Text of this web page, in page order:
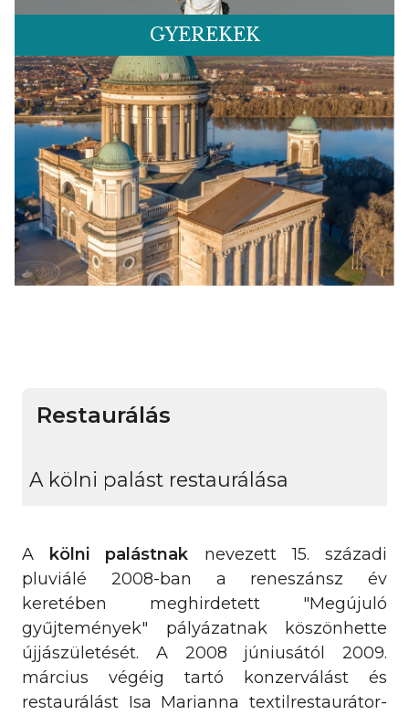
GYEREKEK
Restaurálás
A kölni palást restaurálása
A kölni palástnak nevezett 15. századi
pluviálé 2008-ban a reneszánsz év
keretében meghirdetett "Megújuló
gyűjtemények" pályázatnak köszönhette
újjászületését. A 2008 júniusától 2009.
március végéig tartó konzerválást és
restaurálást Isa Marianna textilrestaurátor-